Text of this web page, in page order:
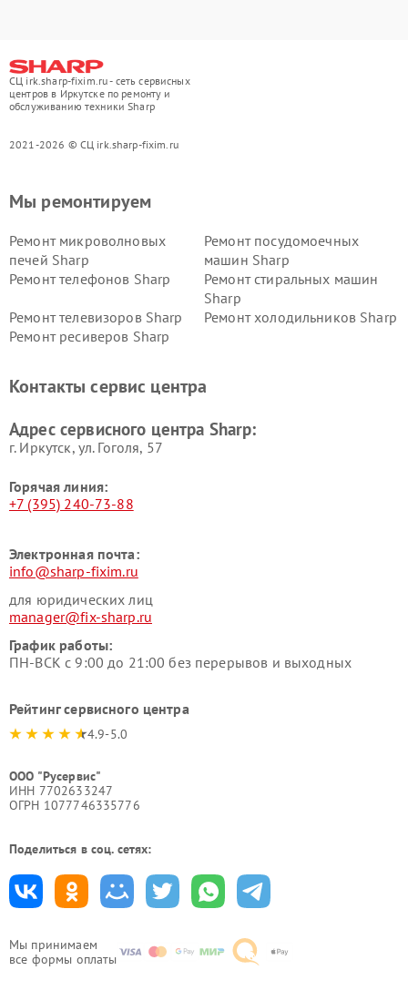
СЦ irk.sharp-fixim.ru - сеть сервисных
центров в Иркутске по ремонту и
обслуживанию техники Sharp
2021-2026 © СЦ irk.sharp-fixim.ru
Мы принимаем
все формы оплаты
Мы ремонтируем
Ремонт микроволновых
печей Sharp
Ремонт посудомоечных
машин Sharp
Ремонт телефонов Sharp
Ремонт стиральных машин
Sharp
Ремонт телевизоров Sharp
Ремонт холодильников Sharp
Ремонт ресиверов Sharp
Контакты сервис центра
Адрес сервисного центра Sharp:
г. Иркутск, ул. ​Гоголя, 57
Горячая линия:
+7 (395) 240-73-88
Электронная почта:
info@sharp-fixim.ru
для юридических лиц
manager@fix-sharp.ru
График работы:
ПН-ВСК с 9:00 до 21:00 без перерывов и выходных
Рейтинг сервисного центра
4.9-5.0
ООО "Русервис"
ИНН 7702633247
ОГРН 1077746335776
Поделиться в соц. сетях: